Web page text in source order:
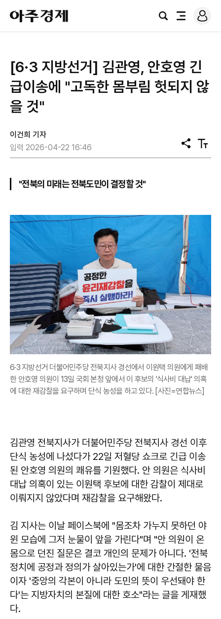
아
주
경
검
전
로
그
[6·3 지방선거] 김관영, 안호영 긴
급이송에 "고독한 몸부림 헛되지 않
을 것"
이건희 기자
입력 2026-04-22 16:46
공
유
텍
스
"전북의 미래는 전북도민이 결정할 것"
6·3 지방선거 더불어민주당 전북지사 경선에서 이원택 의원에게 패배
한 안호영 의원이 13일 국회 본청 앞에서 이 후보의 '식사비 대납' 의혹
에 대한 재감찰을 요구하며 단식 농성을 하고 있다. [사진=연합뉴스]
김관영 전북지사가 더불어민주당 전북지사 경선 이후
단식 농성에 나섰다가 22일 저혈당 쇼크로 긴급 이송
된 안호영 의원의 쾌유를 기원했다. 안 의원은 식사비
대납 의혹이 있는 이원택 후보에 대한 감찰이 제대로
이뤄지지 않았다며 재감찰을 요구해왔다.
김 지사는 이날 페이스북에 "몸조차 가누지 못하던 야
윈 모습에 그저 눈물이 앞을 가린다"며 "안 의원이 온
몸으로 던진 질문은 결코 개인의 문제가 아니다. '전북
정치에 공정과 정의가 살아있는가'에 대한 간절한 물음
이자 '중앙의 각본이 아니라 도민의 뜻이 우선돼야 한
다'는 지방자치의 본질에 대한 호소"라는 글을 게재했
다.